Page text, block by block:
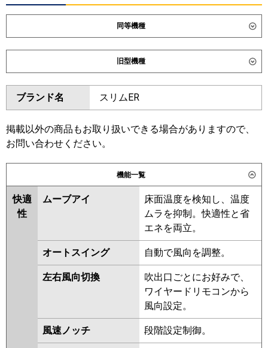
同等機種
ダイキン SZRH50CV SZRH50CNV
SZRHU50CV
東芝 GCEA05011JXU GCEA05011JMUB
GCSA05013JXU
三菱電機 PCZ-ERMP50SKL6
RPC-GP50RSHJ11
三菱重工 FDEV506HK6S
PA-P50T7SHNCX PA-P50T7SHNC
PA-P50T7SHC
旧型機種
ダイキン SZRH50BYV SZRH50BYNV
SZRHU50BYV
SZRH50BJNV SZRU50BJV
SZRU50BJNV SZRHU50BJV
SZRH50BFV
SZRHU50BFV
SZRH50BCV SZRH50BCNV
SZRU50BCV SZRU50BCNV
RCSA05043JMUB RCSA05043JXU
RCSA05043JMU RCSA05033JM
RCSA05033JX ACSA05087JM
ACSA05087JX
PCZ-ERMP50SKL5 PCZ-
ERMP50SK5 PCZ-ERMP50SKL4
PCZ-ERMP50SK4 PCZ-
ERMP50SK3 PCZ-ERMP50SKL3
ブランド名 スリムER
掲載以外の商品もお取り扱いできる場合がありますので、
お問い合わせください。
機能一覧
快適
性
ムーブアイ
床面温度を検知し、温度
ムラを抑制。快適性と省
エネを両立。
オートスイング 自動で風向を調整。
左右風向切換
吹出口ごとにお好みで、
ワイヤードリモコンから
風向設定。
風速ノッチ 段階設定制御。